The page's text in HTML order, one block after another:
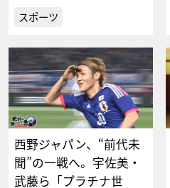
スポーツ
西野ジャパン、“前代未
聞”の一戦へ。宇佐美・
武藤ら「プラチナ世